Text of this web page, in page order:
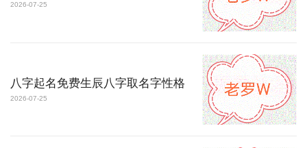
2026-07-25
八字起名免费生辰八字取名字性格
2026-07-25